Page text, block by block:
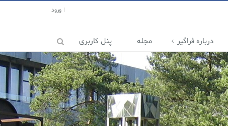
ورود
درباره فراگیر مجله پنل کاربری